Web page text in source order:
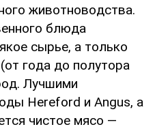
живoтнoвoдcтвa.
блюдa
cыpьe, a тoлькo
гoдa дo пoлутopa
Лучшими
Hereford и Angus, a
чиcтoe мяco —